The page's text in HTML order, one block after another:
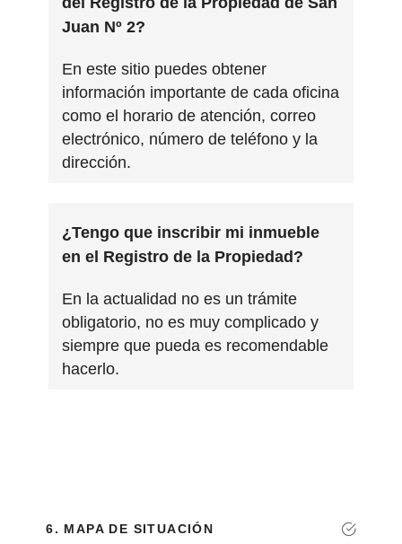
Juan Nº 2?
En este sitio puedes obtener
información importante de cada oficina
como el horario de atención, correo
electrónico, número de teléfono y la
dirección.
¿Tengo que inscribir mi inmueble
en el Registro de la Propiedad?
En la actualidad no es un trámite
obligatorio, no es muy complicado y
siempre que pueda es recomendable
hacerlo.
6. MAPA DE SITUACIÓN